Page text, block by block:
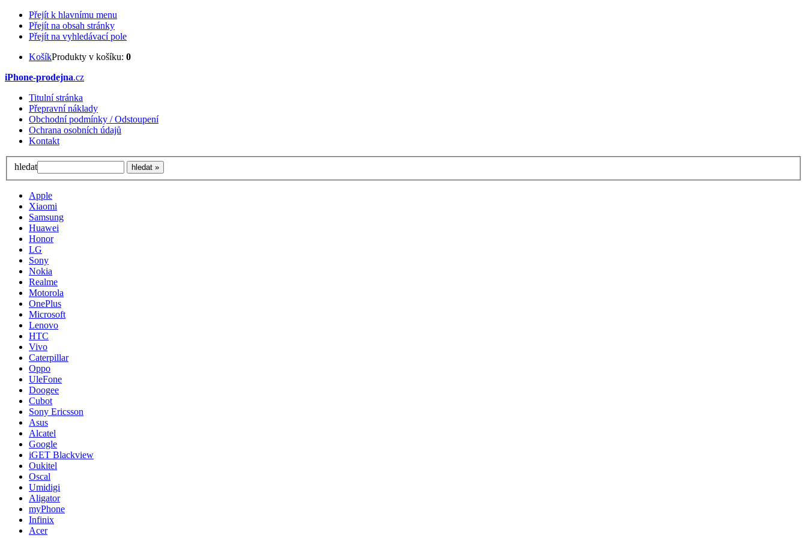
Přejít k hlavnímu menu
Přejít na obsah stránky
Přejít na vyhledávací pole
KošíkProdukty v košíku: 0
iPhone-prodejna.cz
Titulní stránka
Přepravní náklady
Obchodní podmínky / Odstoupení
Ochrana osobních údajů
Kontakt
hledat
Apple
Xiaomi
Samsung
Huawei
Honor
LG
Sony
Nokia
Realme
Motorola
OnePlus
Microsoft
Lenovo
HTC
Vivo
Caterpillar
Oppo
UleFone
Doogee
Cubot
Sony Ericsson
Asus
Alcatel
Google
iGET Blackview
Oukitel
Oscal
Umidigi
Aligator
myPhone
Infinix
Acer